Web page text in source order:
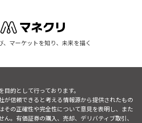
、マーケットを知り、未来を描く
的として行っております。
が信頼できると考える情報源から提供されたもの
その正確性や完全性について意見を表明し、また
。有価証券の購入、売却、デリバティブ取引、